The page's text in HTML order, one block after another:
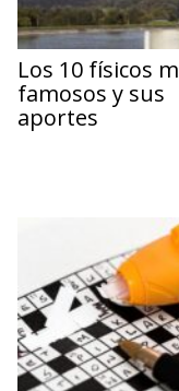
Los 10 físicos
famosos y sus
aportes